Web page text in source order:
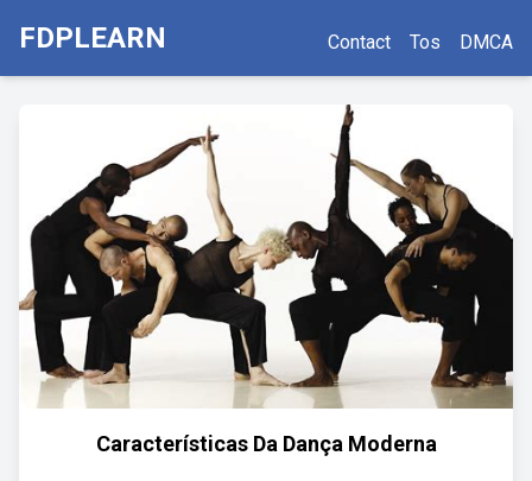
FDPLEARN Contact Tos DMCA
Características Da Dança Moderna